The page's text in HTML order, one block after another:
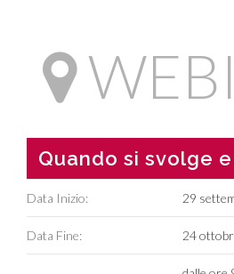
Quando si svolge
Data Inizio: 29
Data Fine: 24